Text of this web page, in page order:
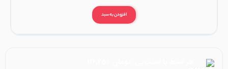
افزودن به سبد